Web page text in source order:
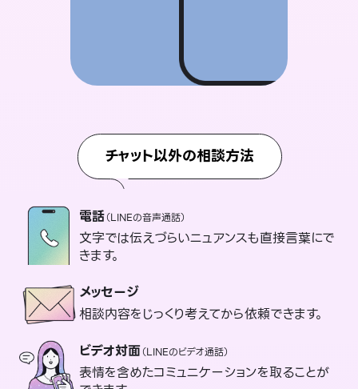
チャット以外の相談方法
電話（LINEの音声通話）
文字では伝えづらいニュアンスも直接言葉にで
きます。
メッセージ
相談内容をじっくり考えてから依頼できます。
ビデオ対面（LINEのビデオ通話）
表情を含めたコミュニケーションを取ることが